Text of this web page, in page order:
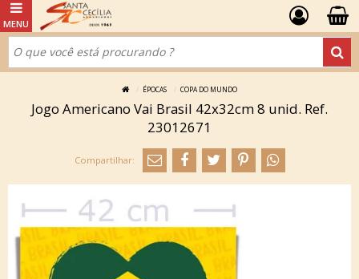
ÉPOCAS COPA DO MUNDO
Jogo Americano Vai Brasil 42x32cm 8 unid. Ref.
23012671